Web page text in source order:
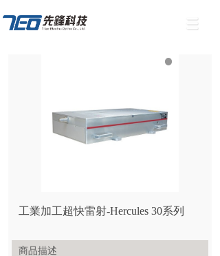
工業加工超快雷射-Hercules 30系列
商品描述